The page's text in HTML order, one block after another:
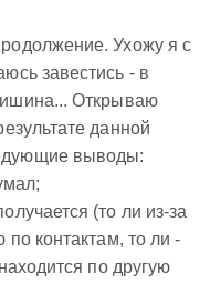
Ухожу я с
завестись - в
Открываю
данной
выводы:
(то ли из-за
по контактам, то ли -
по другую